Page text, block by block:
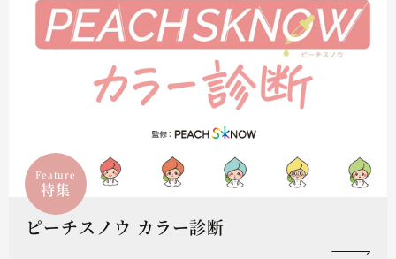
Feature
特集
ピーチスノウ カラー診断